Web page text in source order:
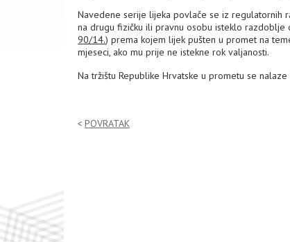
Navedene serije lijeka povlače se iz regulatornih
na drugu fizičku ili pravnu osobu isteklo razdoblje
90/14.) prema kojem lijek pušten u promet na
mjeseci, ako mu prije ne istekne rok valjanosti.
Na tržištu Republike Hrvatske u prometu se
POVRATAK